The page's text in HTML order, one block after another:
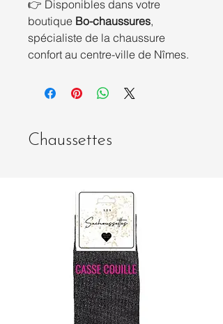
👉 Disponibles dans votre
boutique Bo-chaussures,
spécialiste de la chaussure
confort au centre-ville de Nîmes.
Chaussettes